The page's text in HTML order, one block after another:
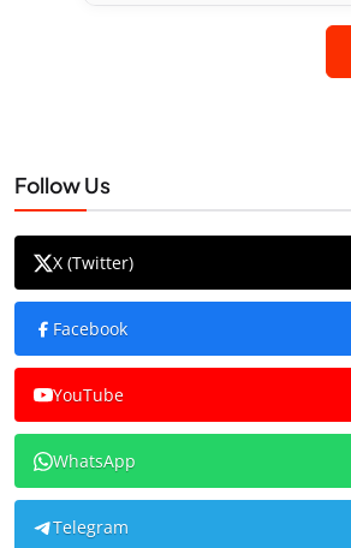
Follow Us
X (Twitter)
Facebook
YouTube
WhatsApp
Telegram